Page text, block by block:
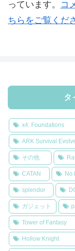
っています。 コ
ちらをご覧くだ
タ
x4: Foundations
ARK Survival
その他
CATAN No
splendor
ガジェット
Tower of Fantasy
Hollow Knight